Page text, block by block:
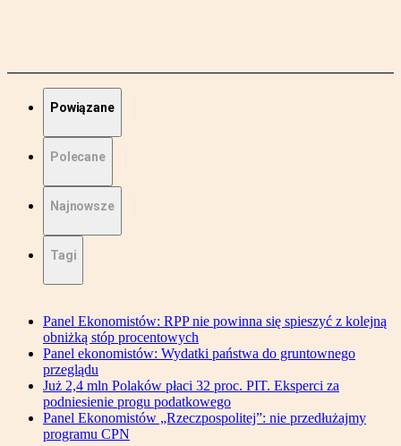
Powiązane
Polecane
Najnowsze
Tagi
Panel Ekonomistów: RPP nie powinna się spieszyć z kolejną
obniżką stóp procentowych
Panel ekonomistów: Wydatki państwa do gruntownego
przeglądu
Już 2,4 mln Polaków płaci 32 proc. PIT. Eksperci za
podniesienie progu podatkowego
Panel Ekonomistów „Rzeczpospolitej”: nie przedłużajmy
programu CPN